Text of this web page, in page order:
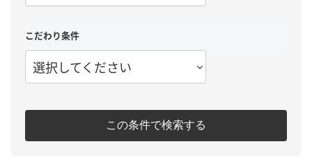
こだわり条件
選択してください
この条件で検索する